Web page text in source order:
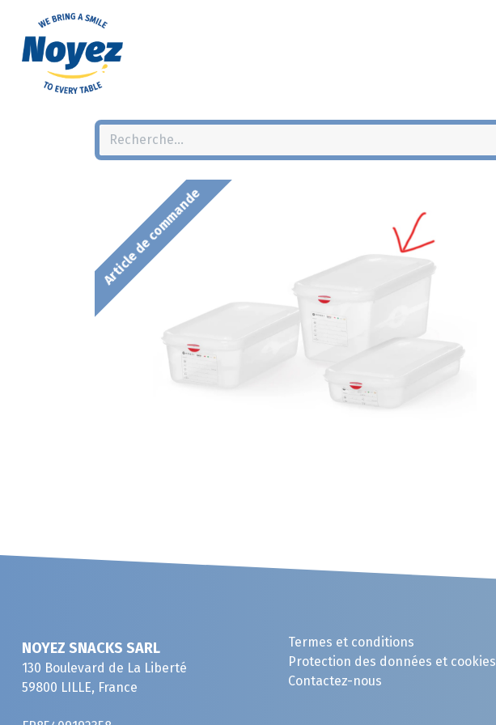
Article de commande
NOYEZ SNACKS SARL
130 Boulevard de La Liberté
59800 LILLE, France
Termes et conditions
Protection des données et cookies
Contactez-nous